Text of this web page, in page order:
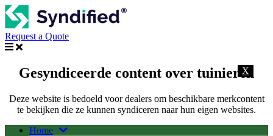
Request a Quote
X
Gesyndiceerde content over tuinieren
Deze website is bedoeld voor dealers om beschikbare merkcontent
te bekijken die ze kunnen syndiceren naar hun eigen websites.
Home